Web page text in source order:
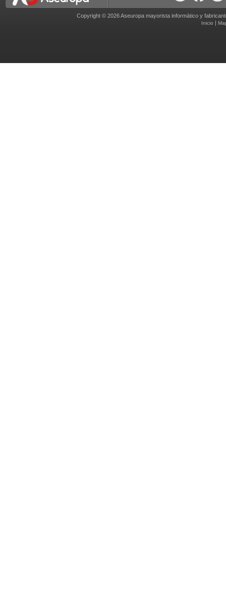
Copyright © 2026 Aseuropa mayorista informático y
Inicio |